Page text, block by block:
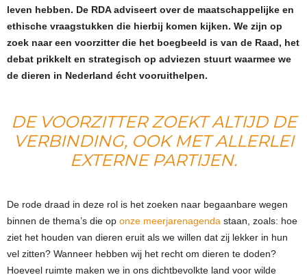
leven hebben. De RDA adviseert over de maatschappelijke en
ethische vraagstukken die hierbij komen kijken. We zijn op
zoek naar een voorzitter die het boegbeeld is van de Raad, het
debat prikkelt en strategisch op adviezen stuurt waarmee we
de dieren in Nederland écht vooruithelpen.
DE VOORZITTER ZOEKT ALTIJD DE
VERBINDING, OOK MET ALLERLEI
EXTERNE PARTIJEN.
De rode draad in deze rol is het zoeken naar begaanbare wegen
binnen de thema’s die op onze meerjarenagenda staan, zoals: hoe
ziet het houden van dieren eruit als we willen dat zij lekker in hun
vel zitten? Wanneer hebben wij het recht om dieren te doden?
Hoeveel ruimte maken we in ons dichtbevolkte land voor wilde